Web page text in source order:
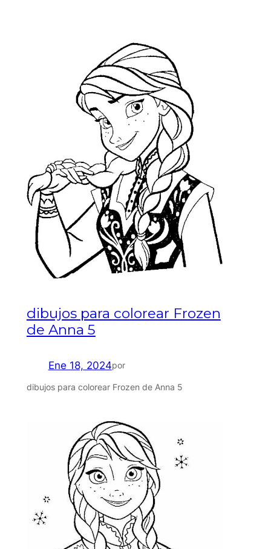
dibujos para colorear Frozen
de Anna 5
Ene 18, 2024por
dibujos para colorear Frozen de Anna 5